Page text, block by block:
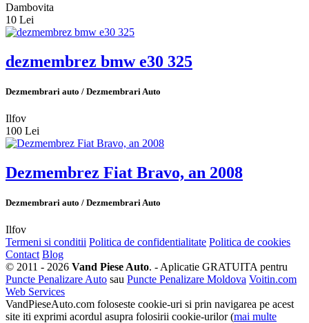
Dambovita
10 Lei
dezmembrez bmw e30 325
Dezmembrari auto / Dezmembrari Auto
Ilfov
100 Lei
Dezmembrez Fiat Bravo, an 2008
Dezmembrari auto / Dezmembrari Auto
Ilfov
Termeni si conditii Politica de confidentialitate Politica de cookies
Contact Blog
© 2011 - 2026 Vand Piese Auto. - Aplicatie GRATUITA pentru
Puncte Penalizare Auto sau Puncte Penalizare Moldova Voitin.com
Web Services
VandPieseAuto.com foloseste cookie-uri si prin navigarea pe acest
site iti exprimi acordul asupra folosirii cookie-urilor (mai multe